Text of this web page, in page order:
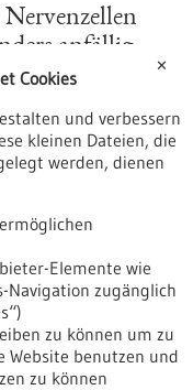
anfällig
Frontotemporale
überlappender
molekularer Ebene:
den Nervenzellen des
haben mit
bestimmte Zellen
manche-
anfaellig
✕
Cookies
und verbessern
kleinen Dateien, die
werden, dienen
Elemente wie
Navigation zugänglich
zu können um zu
Website benutzen und
zu können